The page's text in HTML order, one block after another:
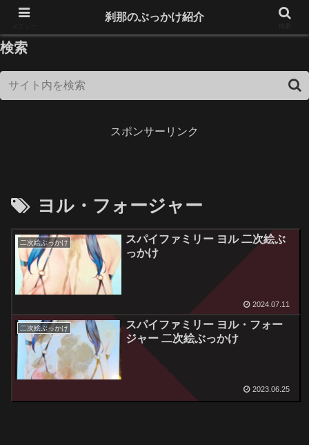
18歳未満は閲覧できません！
検索
スポンサーリンク
ヨル・フォージャー
二次絵ぶっかけ
スパイファミリー ヨル 二次絵ぶ
っかけ
2024.07.11
二次絵ぶっかけ
スパイファミリー ヨル・フォー
ジャー 二次絵ぶっかけ
2023.06.25
刹那のぶっかけ紹介